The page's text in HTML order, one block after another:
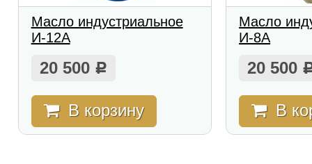
Масло индустриальное
И-12А
20 500 Р
В корзину
Масло
И-8А
20 500
В